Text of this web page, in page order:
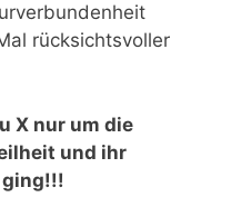
rücksichtsvoller
X nur um die
und ihr
ging!!!